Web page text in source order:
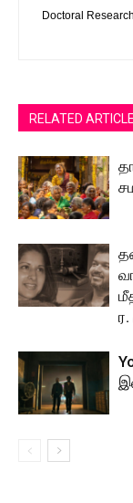
Doctoral
RELATED